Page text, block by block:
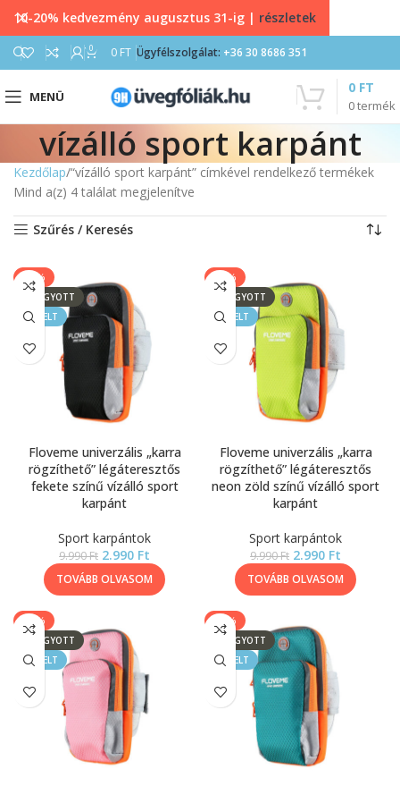
0 0 FT Ügyfélszolgálat: +36 30 8686 351
MENÜ
0termék
0 FT
vízálló sport karpánt
Kezdőlap “vízálló sport karpánt” címkével rendelkező termékek
Mind a(z) 4 találat megjelenítve
Szűrés / Keresés
-70%
ELFOGYOTT
KIEMELT
Floveme univerzális „karra
rögzíthető” légáteresztős
fekete színű vízálló sport
karpánt
Sport karpántok
9.990Ft 2.990 Ft
TOVÁBB OLVASOM
-70%
ELFOGYOTT
KIEMELT
Floveme univerzális „karra
rögzíthető” légáteresztős
neon zöld színű vízálló sport
karpánt
Sport karpántok
9.990Ft 2.990 Ft
TOVÁBB OLVASOM
-70%
ELFOGYOTT
KIEMELT
-70%
ELFOGYOTT
KIEMELT
10-20% kedvezmény augusztus 31-ig | részletek